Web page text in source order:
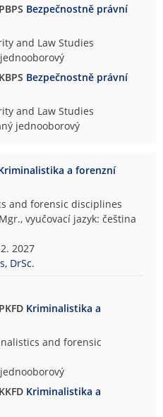
Bezpečnostně právní
and Law Studies
Bezpečnostně právní
and Law Studies
jednooborový
a forenzní
and forensic disciplines
vyučovací jazyk: čeština
2027
DrSc.
Kriminalistika a
and forensic
Kriminalistika a